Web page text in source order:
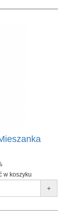
w koszyku
+